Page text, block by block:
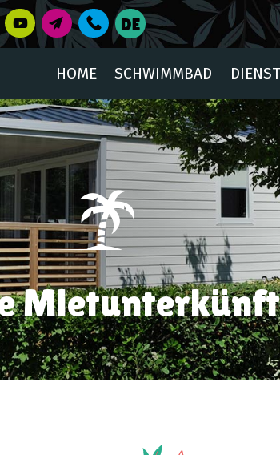
HOME SCHWIMMBAD